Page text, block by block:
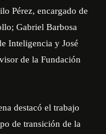
Pérez, encargado de
Gabriel Barbosa
Inteligencia y José
de la Fundación
destacó el trabajo
de transición de la